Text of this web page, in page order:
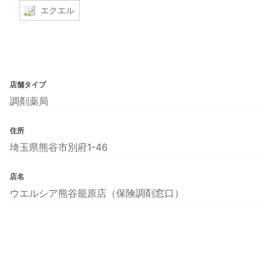
エクエル
店舗タイプ
調剤薬局
住所
埼玉県熊谷市別府1-46
店名
ウエルシア熊谷籠原店（保険調剤窓口）